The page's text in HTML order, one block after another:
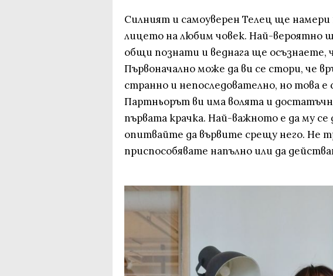
Силният и самоуверен Телец ще намери
лицето на любим човек. Най-вероятно
общи познати и веднага ще осъзнаете,
Първоначално може да ви се стори, че
странно и непоследователно, но това
Партньорът ви има волята и
първата крачка. Най-важното е да му се
опитвайте да вървите срещу него. Не
приспособявате напълно или да